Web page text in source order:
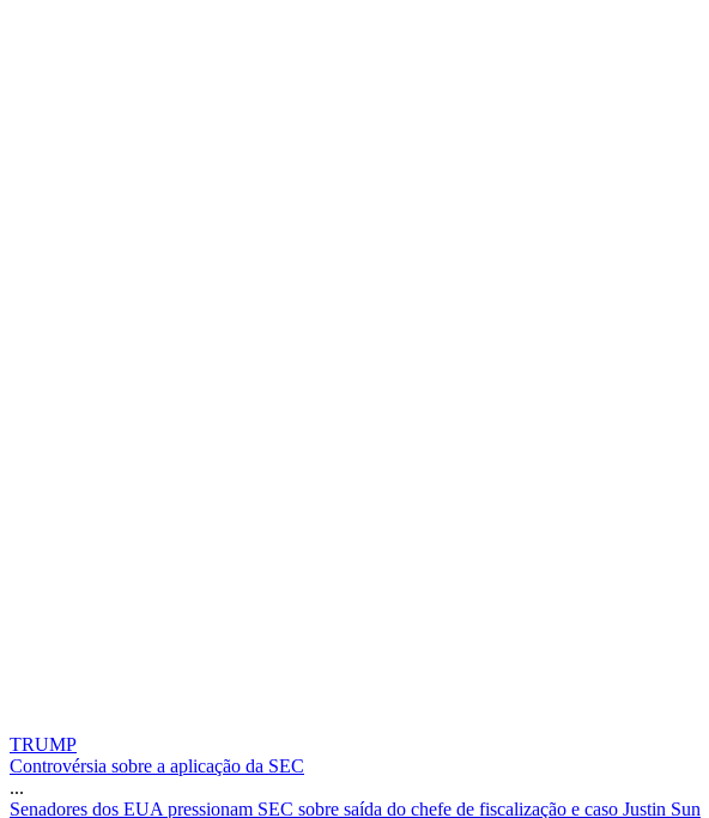
TRUMP
Controvérsia sobre a aplicação da SEC
...
Senadores dos EUA pressionam SEC sobre saída do chefe de fiscalização e caso Justin Sun